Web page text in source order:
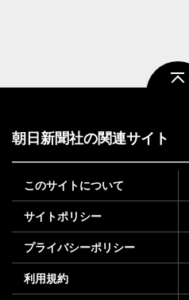
朝日新聞社の関連サイト
このサイトについて
サイトポリシー
プライバシーポリシー
利用規約